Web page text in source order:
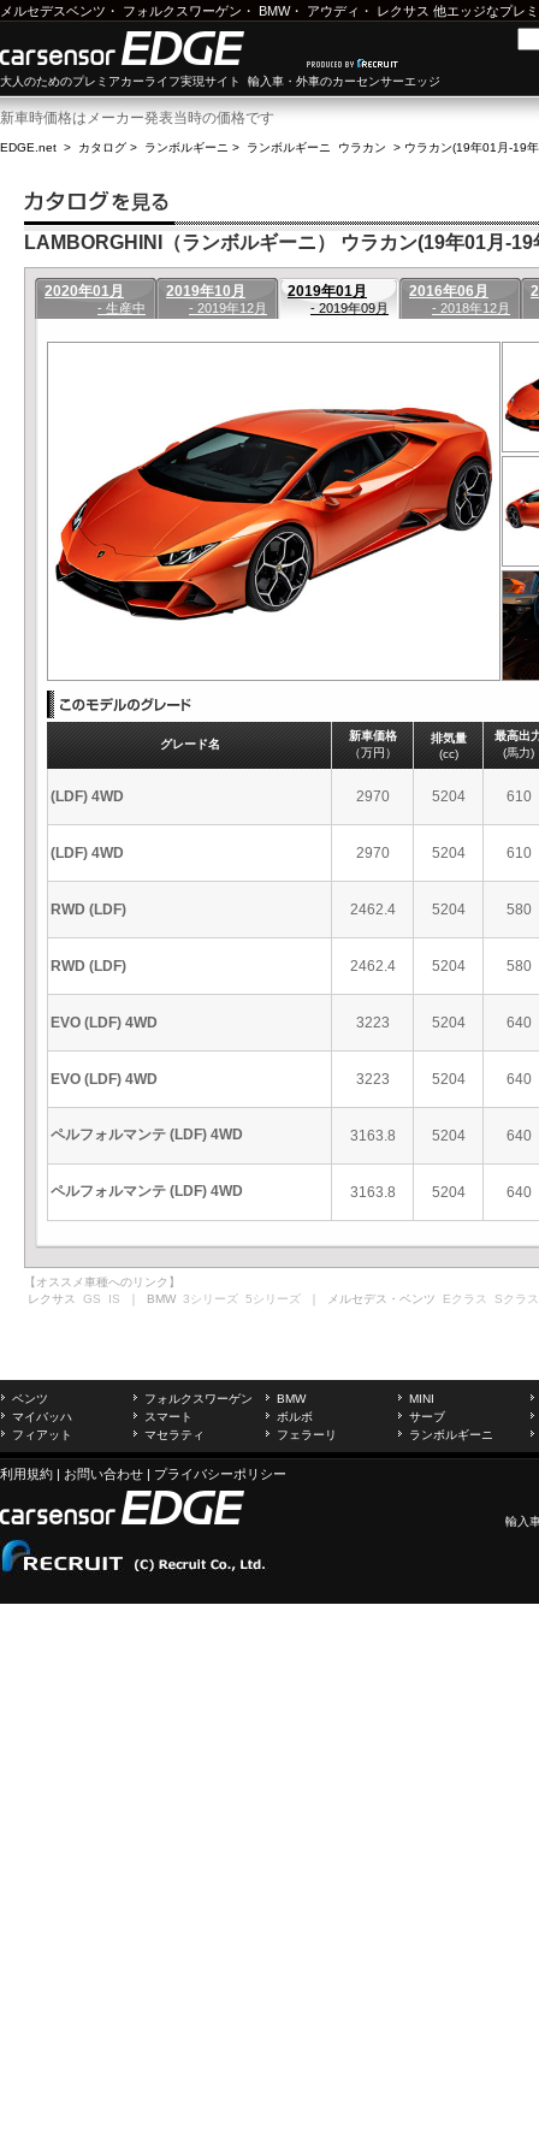
メルセデスベンツ ・ フォルクスワーゲン ・ BMW・ アウディ ・ レクサス 他エッジなプレ
大人のためのプレミアカーライフ実現サイト 輸入車・外車のカーセンサーエッジ
新車時価格はメーカー発表当時の価格です
EDGE.net > カタログ > ランボルギーニ > ランボルギーニ ウラカン > ウラカン(19年01月-19
LAMBORGHINI（ランボルギーニ） ウラカン(19年01月-19
2020年01月
- 生産中
2019年10月
- 2019年12月
2019年01月
- 2019年09月
2016年06月
- 2018年12月
グレード名
新車価格
（万円）
排気量
(cc)
最高出
(馬力)
(LDF) 4WD 2970 5204 610
(LDF) 4WD 2970 5204 610
RWD (LDF) 2462.4 5204 580
RWD (LDF) 2462.4 5204 580
EVO (LDF) 4WD 3223 5204 640
EVO (LDF) 4WD 3223 5204 640
ペルフォルマンテ (LDF) 4WD 3163.8 5204 640
ペルフォルマンテ (LDF) 4WD 3163.8 5204 640
【オススメ車種へのリンク】
レクサス GS IS ｜ BMW 3シリーズ 5シリーズ ｜ メルセデス・ベンツ Eクラス Sクラス
ベンツ フォルクスワーゲン BMW
MINI
マイバッハ
スマート ボルボ
サーブ
フィアット
マセラティ フェラーリ ランボルギーニ
利用規約 | お問い合わせ | プライバシーポリシー
輸入